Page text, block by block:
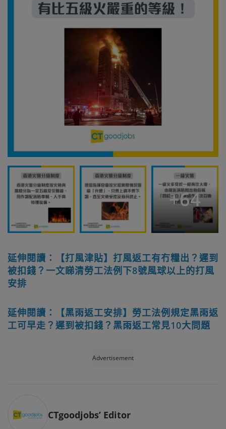
+64
延伸閱讀：【打風津貼】打風返工有冇糧出？遲到
被扣錢？一文睇清勞工法例下8號風球以上的打風
安排
延伸閱讀：【黑雨返工安排】勞工法例規定黑雨返
工可早走？遲到被扣錢？黑雨返工常見10大問題
Advertisement
CTgoodjobs’ Editor